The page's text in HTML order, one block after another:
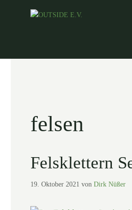
felsen
Felsklettern
19. Oktober 2021 von Dirk Nüßer